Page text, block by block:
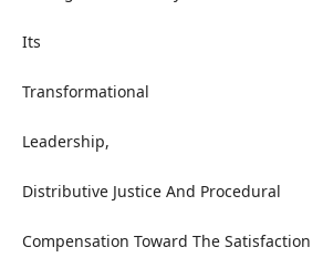
Its
Transformational
Leadership,
Distributive Justice And Procedural
Compensation Toward The Satisfaction